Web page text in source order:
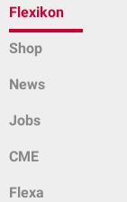
Flexikon
Shop
News
Jobs
CME
Flexa